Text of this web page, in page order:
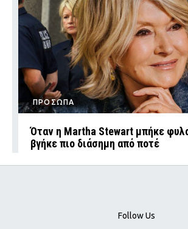
ΠΡΟΣΩΠΑ
Όταν η Martha Stewart μπήκε
βγήκε πιο διάσημη από ποτέ
Follow Us